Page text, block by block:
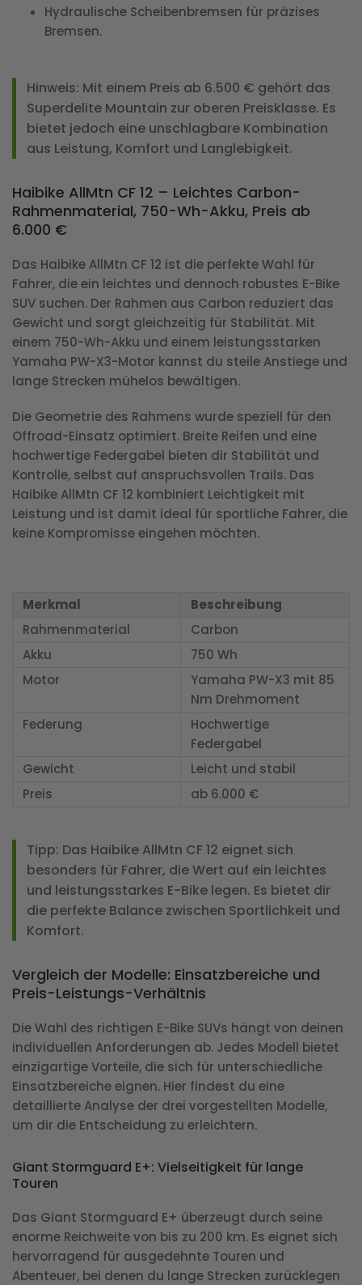
Hydraulische Scheibenbremsen für präzises
Bremsen.
Hinweis: Mit einem Preis ab 6.500 € gehört das
Superdelite Mountain zur oberen Preisklasse. Es
bietet jedoch eine unschlagbare Kombination
aus Leistung, Komfort und Langlebigkeit.
Haibike AllMtn CF 12 – Leichtes Carbon-
Rahmenmaterial, 750-Wh-Akku, Preis ab
6.000 €
Das Haibike AllMtn CF 12 ist die perfekte Wahl für
Fahrer, die ein leichtes und dennoch robustes E-Bike
SUV suchen. Der Rahmen aus Carbon reduziert das
Gewicht und sorgt gleichzeitig für Stabilität. Mit
einem 750-Wh-Akku und einem leistungsstarken
Yamaha PW-X3-Motor kannst du steile Anstiege und
lange Strecken mühelos bewältigen.
Die Geometrie des Rahmens wurde speziell für den
Offroad-Einsatz optimiert. Breite Reifen und eine
hochwertige Federgabel bieten dir Stabilität und
Kontrolle, selbst auf anspruchsvollen Trails. Das
Haibike AllMtn CF 12 kombiniert Leichtigkeit mit
Leistung und ist damit ideal für sportliche Fahrer, die
keine Kompromisse eingehen möchten.
Merkmal
Beschreibung
Rahmenmaterial
Carbon
Akku
750 Wh
Motor
Yamaha PW-X3 mit 85
Nm Drehmoment
Federung
Hochwertige
Federgabel
Gewicht
Leicht und stabil
Preis
ab 6.000 €
Tipp: Das Haibike AllMtn CF 12 eignet sich
besonders für Fahrer, die Wert auf ein leichtes
und leistungsstarkes E-Bike legen. Es bietet dir
die perfekte Balance zwischen Sportlichkeit und
Komfort.
Vergleich der Modelle: Einsatzbereiche und
Preis-Leistungs-Verhältnis
Die Wahl des richtigen E-Bike SUVs hängt von deinen
individuellen Anforderungen ab. Jedes Modell bietet
einzigartige Vorteile, die sich für unterschiedliche
Einsatzbereiche eignen. Hier findest du eine
detaillierte Analyse der drei vorgestellten Modelle,
um dir die Entscheidung zu erleichtern.
Giant Stormguard E+: Vielseitigkeit für lange
Touren
Das Giant Stormguard E+ überzeugt durch seine
enorme Reichweite von bis zu 200 km. Es eignet sich
hervorragend für ausgedehnte Touren und
Abenteuer, bei denen du lange Strecken zurücklegen